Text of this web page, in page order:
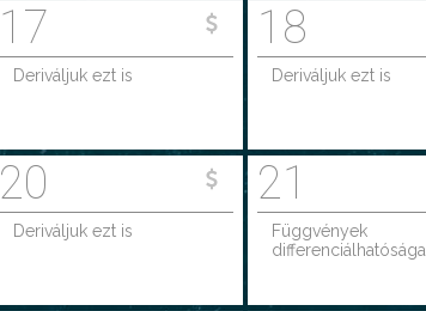
17
Deriváljuk ezt is
18
Deriváljuk ezt is
20
Deriváljuk ezt is
21
Függvények
differenciálhatósága